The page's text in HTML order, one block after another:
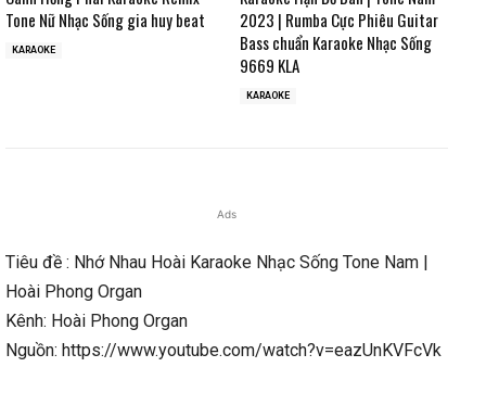
Tone Nữ Nhạc Sống gia huy beat
KARAOKE
2023 | Rumba Cực Phiêu Guitar
Bass chuẩn Karaoke Nhạc Sống
9669 KLA
KARAOKE
Ads
Tiêu đề : Nhớ Nhau Hoài Karaoke Nhạc Sống Tone Nam |
Hoài Phong Organ
Kênh: Hoài Phong Organ
Nguồn: https://www.youtube.com/watch?v=eazUnKVFcVk